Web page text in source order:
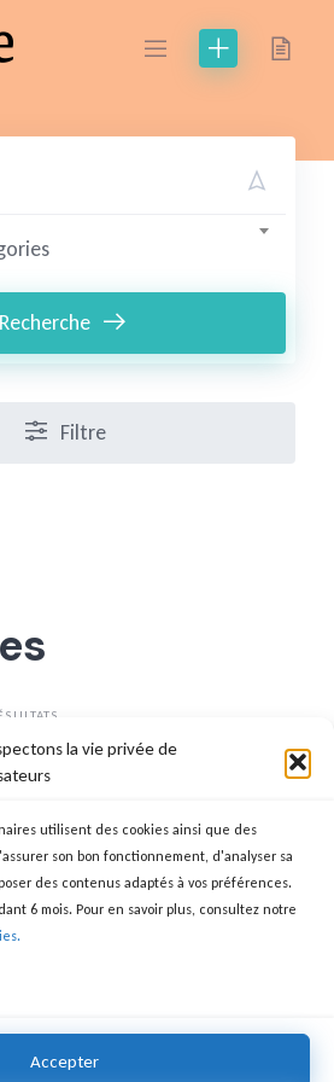
la vie privée de
utilisent des cookies ainsi que des
son bon fonctionnement, d'analyser sa
des contenus adaptés à vos préférences.
6 mois. Pour en savoir plus, consultez notre
Accepter
Recherche
Filtre
vie
DE VIE